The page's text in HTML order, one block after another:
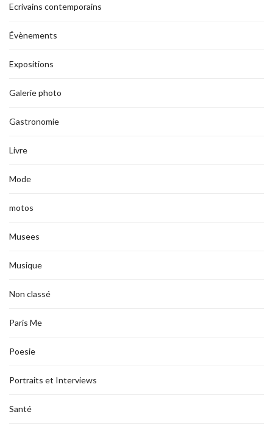
Ecrivains contemporains
Évènements
Expositions
Galerie photo
Gastronomie
Livre
Mode
motos
Musees
Musique
Non classé
Paris Me
Poesie
Portraits et Interviews
Santé